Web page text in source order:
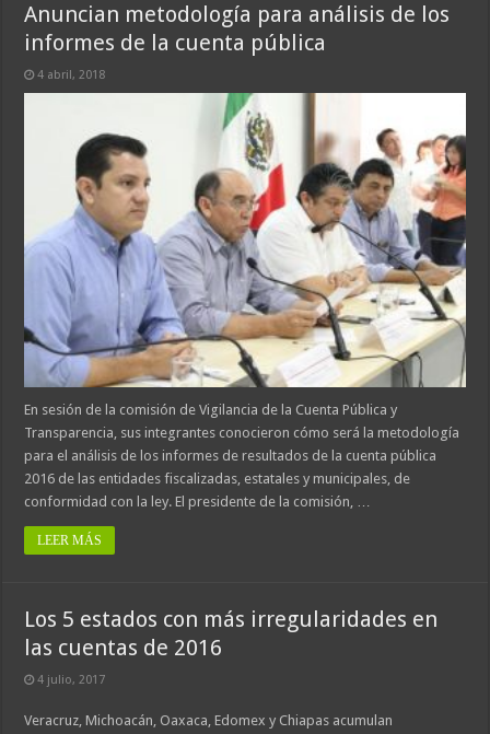
Anuncian metodología para análisis de los
informes de la cuenta pública
4 abril, 2018
En sesión de la comisión de Vigilancia de la Cuenta Pública y
Transparencia, sus integrantes conocieron cómo será la metodología
para el análisis de los informes de resultados de la cuenta pública
2016 de las entidades fiscalizadas, estatales y municipales, de
conformidad con la ley. El presidente de la comisión, …
LEER MÁS
Los 5 estados con más irregularidades en
las cuentas de 2016
4 julio, 2017
Veracruz, Michoacán, Oaxaca, Edomex y Chiapas acumulan